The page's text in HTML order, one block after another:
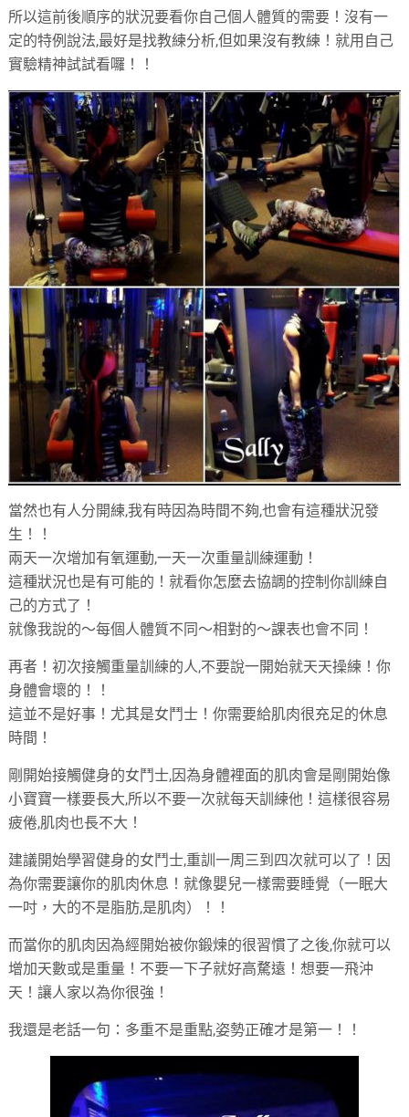
所以這前後順序的狀況要看你自己個人體質的需要！沒有一
定的特例說法,最好是找教練分析,但如果沒有教練！就用自己
實驗精神試試看囉！！
當然也有人分開練,我有時因為時間不夠,也會有這種狀況發
生！！
兩天一次增加有氧運動,一天一次重量訓練運動！
這種狀況也是有可能的！就看你怎麼去協調的控制你訓練自
己的方式了！
就像我說的～每個人體質不同～相對的～課表也會不同！
再者！初次接觸重量訓練的人,不要說一開始就天天操練！你
身體會壞的！！
這並不是好事！尤其是女鬥士！你需要給肌肉很充足的休息
時間！
剛開始接觸健身的女鬥士,因為身體裡面的肌肉會是剛開始像
小寶寶一樣要長大,所以不要一次就每天訓練他！這樣很容易
疲倦,肌肉也長不大！
建議開始學習健身的女鬥士,重訓一周三到四次就可以了！因
為你需要讓你的肌肉休息！就像嬰兒一樣需要睡覺（一眠大
一吋，大的不是脂肪,是肌肉）！！
而當你的肌肉因為經開始被你鍛煉的很習慣了之後,你就可以
增加天數或是重量！不要一下子就好高騖遠！想要一飛沖
天！讓人家以為你很強！
我還是老話一句：多重不是重點,姿勢正確才是第一！！